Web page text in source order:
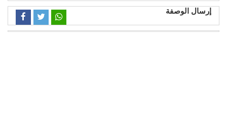
إرسال الوصفة